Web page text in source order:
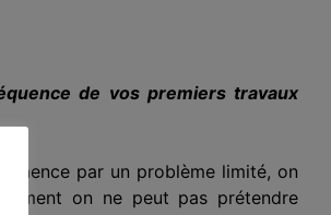
de vos premiers travaux
par un problème limité, on
on ne peut pas prétendre